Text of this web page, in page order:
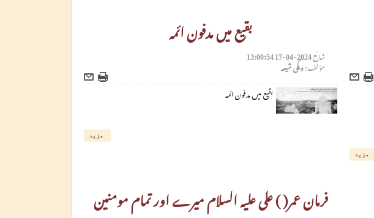
مزید
بقیع میں مدفون ائمہ
شائع2024-04-17 13:00:54
مؤلف:ویکی شیعہ
بقیع میں مدفون ائمہ
مزید
فرمان عمر( ) علی علیہ السلام میرے اور تمام مومنین